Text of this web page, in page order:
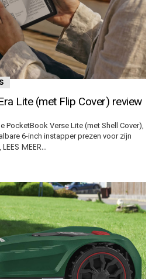
Lite (met Flip Cover) review
PocketBook Verse Lite (met Shell Cover),
6-inch instapper prezen voor zijn
LEES MEER…